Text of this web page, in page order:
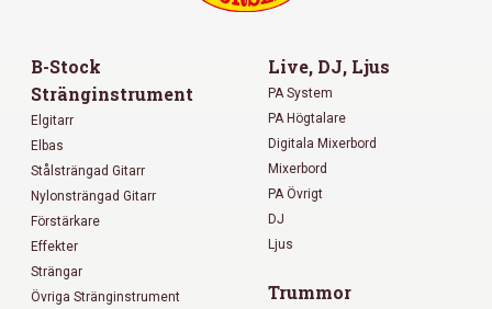
B-Stock
Stränginstrument
Elgitarr
Elbas
Stålsträngad Gitarr
Nylonsträngad Gitarr
Förstärkare
Effekter
Strängar
Övriga Stränginstrument
Live, DJ, Ljus
PA System
PA Högtalare
Digitala Mixerbord
Mixerbord
PA Övrigt
DJ
Ljus
Trummor